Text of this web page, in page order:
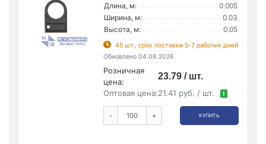
Длина, м:
0.005
Ширина, м:
0.03
Высота, м:
0.05
45 шт., срок поставки 5-7 рабочих дней
Обновлено 04.08.2026
Розничная
цена:
23.79 / шт.
Оптовая цена:21.41 руб. / шт. !
- + КУПИТЬ